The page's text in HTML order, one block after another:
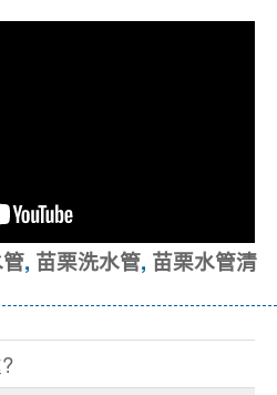
, 苗栗洗水管, 苗栗水管清